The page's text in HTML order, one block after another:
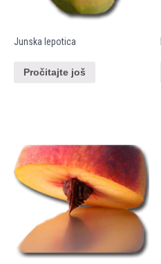
Junska lepotica
Pročitajte još